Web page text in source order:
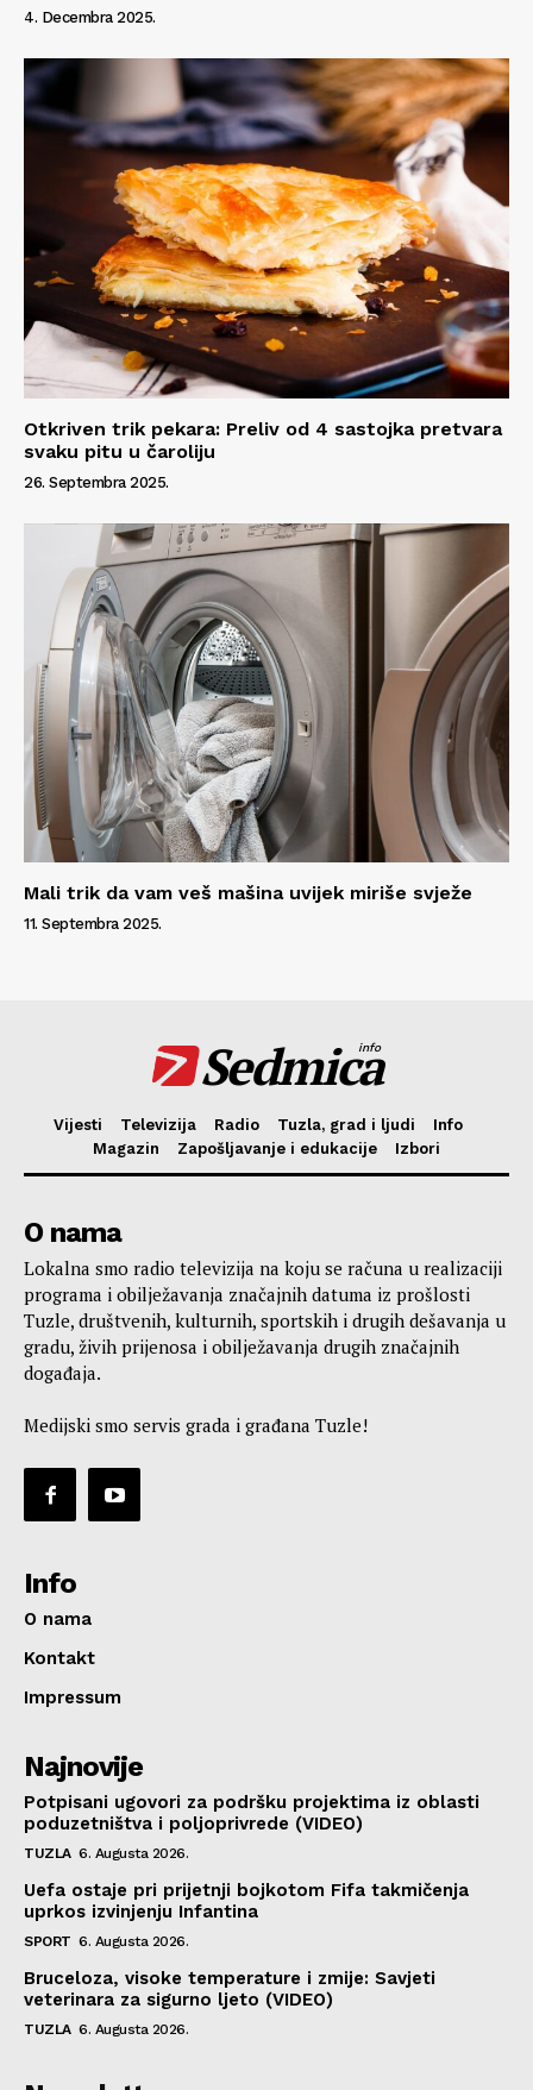
4. Decembra 2025.
Otkriven trik pekara: Preliv od 4 sastojka pretvara
svaku pitu u čaroliju
26. Septembra 2025.
Mali trik da vam veš mašina uvijek miriše svježe
11. Septembra 2025.
Sedmica
info
Vijesti Televizija Radio Tuzla, grad i ljudi
Info
Magazin
Zapošljavanje i edukacije Izbori
O nama
Lokalna smo radio televizija na koju se računa u realizaciji
programa i obilježavanja značajnih datuma iz prošlosti
Tuzle, društvenih, kulturnih, sportskih i drugih dešavanja u
gradu, živih prijenosa i obilježavanja drugih značajnih
događaja.
Medijski smo servis grada i građana Tuzle!
Info
O nama
Kontakt
Impressum
Najnovije
Potpisani ugovori za podršku projektima iz oblasti
poduzetništva i poljoprivrede (VIDEO)
TUZLA 6. Augusta 2026.
Uefa ostaje pri prijetnji bojkotom Fifa takmičenja
uprkos izvinjenju Infantina
SPORT 6. Augusta 2026.
Bruceloza, visoke temperature i zmije: Savjeti
veterinara za sigurno ljeto (VIDEO)
TUZLA 6. Augusta 2026.